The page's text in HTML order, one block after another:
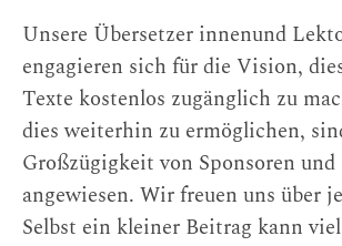
Unsere Übersetzer innenund
engagieren sich für die Vision,
Texte kostenlos zugänglich zu
dies weiterhin zu ermöglichen,
Großzügigkeit von Sponsoren und
angewiesen. Wir freuen uns über
Selbst ein kleiner Beitrag kann